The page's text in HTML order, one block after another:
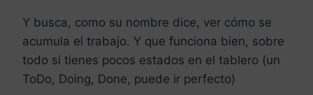
Y busca, como su nombre dice, ver cómo se
acumula el trabajo. Y que funciona bien, sobre
todo si tienes pocos estados en el tablero (un
ToDo, Doing, Done, puede ir perfecto)